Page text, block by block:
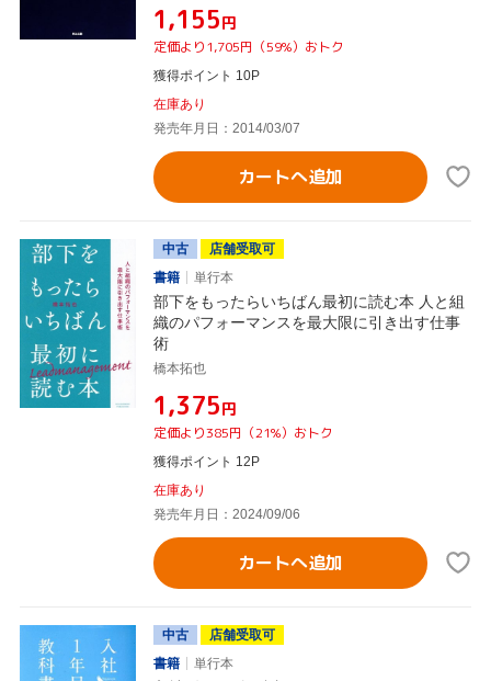
¥1,155円
定価より1,705円（59%）おトク
獲得ポイント 10P
在庫あり
発売年月日：2014/03/07
カートへ追加
中古
店舗受取可
書籍
単行本
部下をもったらいちばん最初に読む本 人と組
織のパフォーマンスを最大限に引き出す仕事
術
橋本拓也
¥1,375円
定価より385円（21%）おトク
獲得ポイント 12P
在庫あり
発売年月日：2024/09/06
カートへ追加
中古
店舗受取可
書籍
単行本